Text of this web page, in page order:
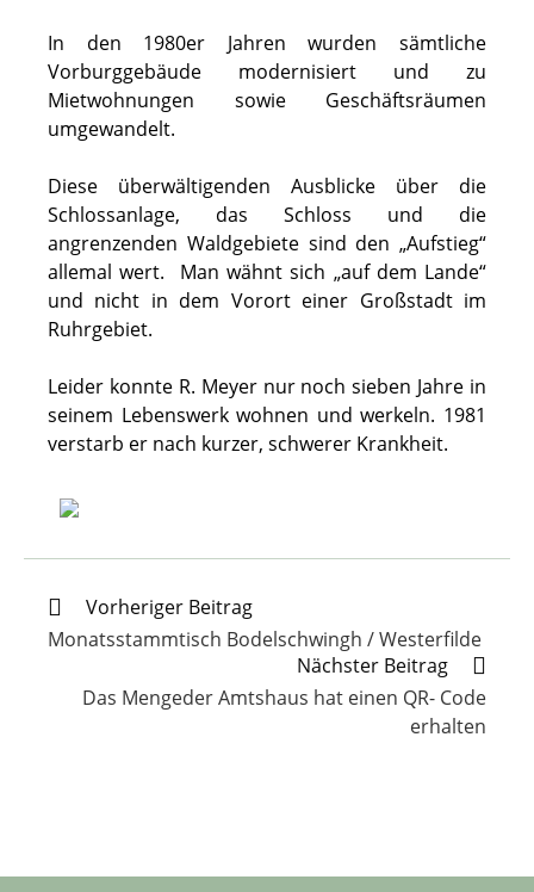
In den 1980er Jahren wurden sämtliche
Vorburggebäude modernisiert und zu
Mietwohnungen sowie Geschäftsräumen
umgewandelt.
Diese überwältigenden Ausblicke über die
Schlossanlage, das Schloss und die
angrenzenden Waldgebiete sind den „Aufstieg“
allemal wert. Man wähnt sich „auf dem Lande“
und nicht in dem Vorort einer Großstadt im
Ruhrgebiet.
Leider konnte R. Meyer nur noch sieben Jahre in
seinem Lebenswerk wohnen und werkeln. 1981
verstarb er nach kurzer, schwerer Krankheit.
Weitere
Artikel
ansehen
Vorheriger Beitrag
Monatsstammtisch Bodelschwingh / Westerfilde
Nächster Beitrag
Das Mengeder Amtshaus hat einen QR- Code
erhalten